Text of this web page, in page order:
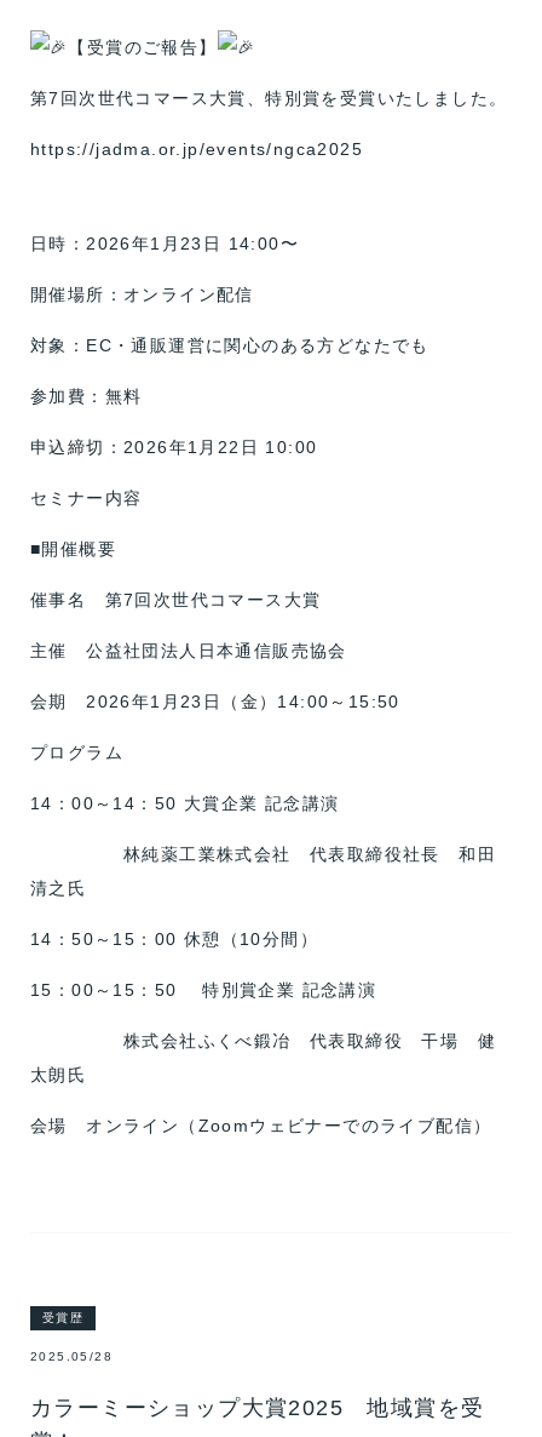
【受賞のご報告】
第7回次世代コマース大賞、特別賞を受賞いたしました。
https://jadma.or.jp/events/ngca2025
日時：2026年1月23日 14:00〜
開催場所：オンライン配信
対象：EC・通販運営に関心のある方どなたでも
参加費：無料
申込締切：2026年1月22日 10:00
セミナー内容
■開催概要
催事名 第7回次世代コマース大賞
主催 公益社団法人日本通信販売協会
会期 2026年1月23日（金）14:00～15:50
プログラム
14：00～14：50 大賞企業 記念講演
林純薬工業株式会社 代表取締役社長 和田
清之氏
14：50～15：00 休憩（10分間）
15：00～15：50 特別賞企業 記念講演
株式会社ふくべ鍛冶 代表取締役 干場 健
太朗氏
会場 オンライン（Zoomウェビナーでのライブ配信）
受賞歴
2025.05/28
カラーミーショップ大賞2025 地域賞を受